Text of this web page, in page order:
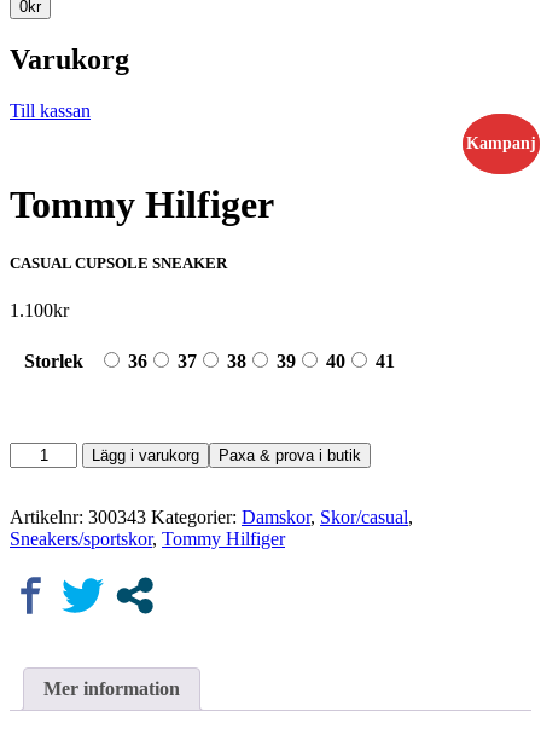
0kr
Varukorg
Till kassan
Tommy Hilfiger
CASUAL CUPSOLE SNEAKER
1.100kr
Storlek 36 37 38 39 40 41
Tommy
Hilfiger
Lägg i varukorg Paxa & prova i butik
Artikelnr: 300343 Kategorier: Damskor, Skor/casual,
Sneakers/sportskor, Tommy Hilfiger
Mer information
Kampanj
Kampanj